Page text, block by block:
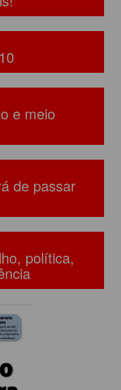
e meio
de passar
política,